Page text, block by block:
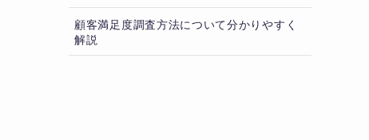
顧客満足度調査方法について分かりやすく
解説